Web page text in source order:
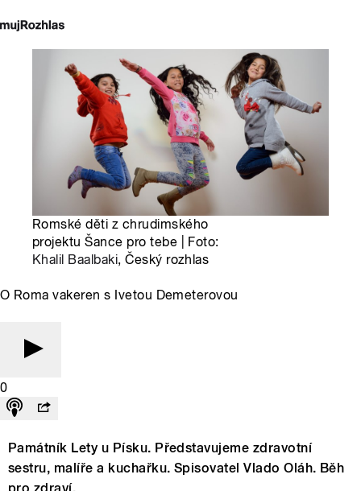
Romské děti z chrudimského
projektu Šance pro tebe | Foto:
Khalil Baalbaki, Český rozhlas
O Roma vakeren s Ivetou Demeterovou
0
Památník Lety u Písku. Představujeme zdravotní
sestru, malíře a kuchařku. Spisovatel Vlado Oláh. Běh